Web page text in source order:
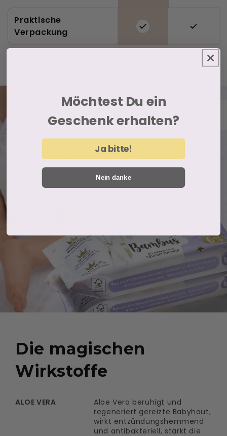
Praktische
Verpackung
Die magischen
Wirkstoffe
ALOE VERA
Aloe Vera beruhigt und
regeneriert gereizte Babyhaut,
wirkt entzündungshemmend
und antibakteriell, stärkt die
Möchtest Du ein
Geschenk erhalten?
Ja bitte!
Nein danke